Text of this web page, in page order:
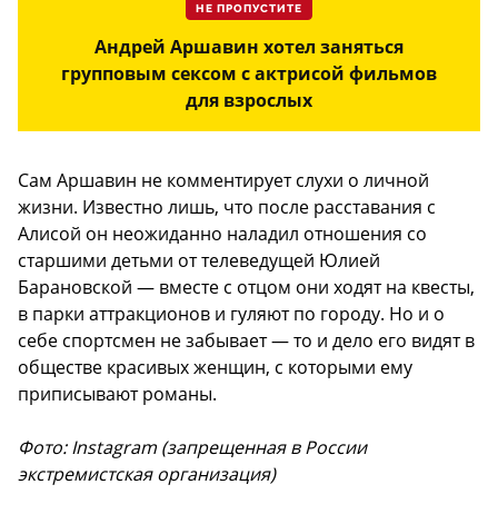
НЕ ПРОПУСТИТЕ
Андрей Аршавин хотел заняться
групповым сексом с актрисой фильмов
для взрослых
Сам Аршавин не комментирует слухи о личной
жизни. Известно лишь, что после расставания с
Алисой он неожиданно наладил отношения со
старшими детьми от телеведущей Юлией
Барановской — вместе с отцом они ходят на квесты,
в парки аттракционов и гуляют по городу. Но и о
себе спортсмен не забывает — то и дело его видят в
обществе красивых женщин, с которыми ему
приписывают романы.
Фото: Instagram (запрещенная в России
экстремистская организация)